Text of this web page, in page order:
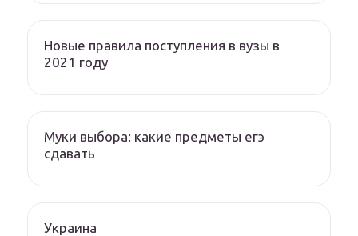
Новые правила поступления в вузы в
2021 году
Муки выбора: какие предметы егэ
сдавать
Украина